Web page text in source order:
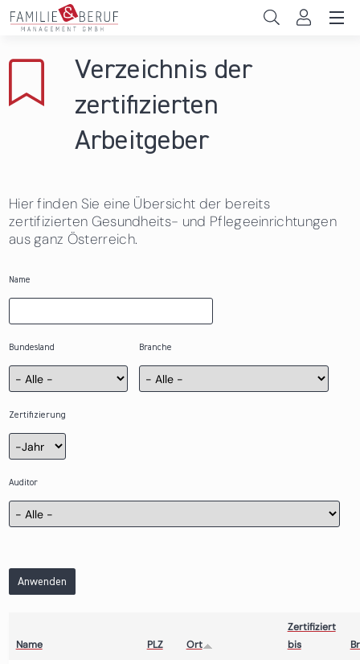
Direkt zum Inhalt
Gemeinden
Das sind wir
News & Events
Verzeichnis der
zertifizierten
Arbeitgeber
Hier finden Sie eine Übersicht der bereits
zertifizierten Gesundheits- und Pflegeeinrichtungen
aus ganz Österreich.
Name
Bundesland Branche
Zertifizierung
Zertifizierung
Jahr
Auditor
Anwenden
Name PLZ Ort
Zertifiziert
bis